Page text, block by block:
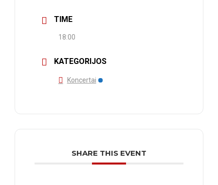
TIME
18:00
KATEGORIJOS
Koncertai
SHARE THIS EVENT